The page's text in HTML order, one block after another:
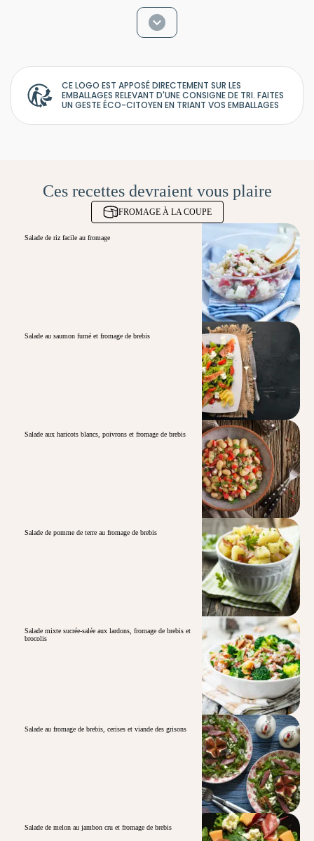
CE LOGO EST APPOSÉ DIRECTEMENT SUR LES
EMBALLAGES RELEVANT D'UNE CONSIGNE DE TRI. FAITES
UN GESTE ÉCO-CITOYEN EN TRIANT VOS EMBALLAGES
Ces recettes devraient vous plaire
FROMAGE À LA COUPE
Salade de riz facile au fromage
Salade au saumon fumé et fromage de brebis
Salade aux haricots blancs, poivrons et fromage de brebis
Salade de pomme de terre au fromage de brebis
Salade mixte sucrée-salée aux lardons, fromage de brebis et
brocolis
Salade au fromage de brebis, cerises et viande des grisons
Salade de melon au jambon cru et fromage de brebis